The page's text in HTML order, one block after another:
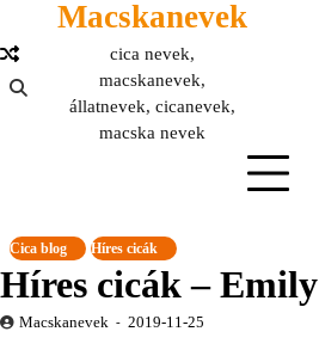
Macskanevek
cica nevek,
macskanevek,
állatnevek, cicanevek,
macska nevek
Cica blog Híres cicák
Híres cicák – Emily
Macskanevek 2019-11-25